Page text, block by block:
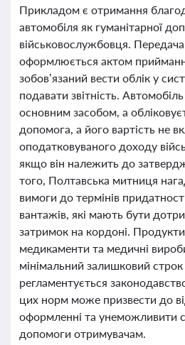
Прикладом є отримання
автомобіля як гуманітарної
військовослужбовця.
оформлюється актом
зобов’язаний вести облік у
подавати звітність.
основним засобом, а
допомога, а його вартість не
оподатковуваного доходу
якщо він належить до
того, Полтавська митниця
вимоги до термінів
вантажів, які мають бути
затримок на кордоні.
медикаменти та медичні
мінімальний залишковий
регламентується
цих норм може призвести до
оформленні та унеможливити
допомоги отримувачам.